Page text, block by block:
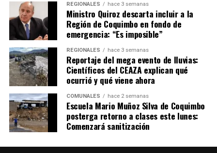
REGIONALES hace 3 semanas
Ministro Quiroz descarta incluir a la
Región de Coquimbo en fondo de
emergencia: “Es imposible”
REGIONALES hace 3 semanas
Reportaje del mega evento de lluvias:
Científicos del CEAZA explican qué
ocurrió y qué viene ahora
COMUNALES hace 2 semanas
Escuela Mario Muñoz Silva de Coquimbo
posterga retorno a clases este lunes:
Comenzará sanitización